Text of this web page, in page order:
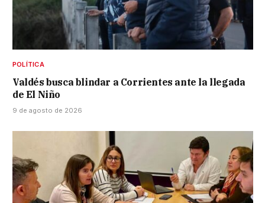
POLÍTICA
Valdés busca blindar a Corrientes ante la llegada
de El Niño
9 de agosto de 2026